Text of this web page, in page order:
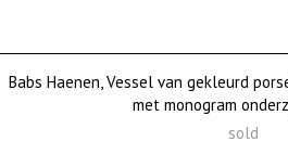
Babs Haenen, Vessel van gekleurd
met monogram
sold